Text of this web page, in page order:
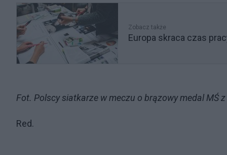
Zobacz także
Europa skraca czas
Fot. Polscy siatkarze w meczu o brązowy medal MŚ
Red.